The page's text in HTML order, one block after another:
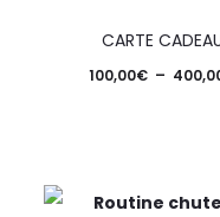
CARTE
100,00€ –